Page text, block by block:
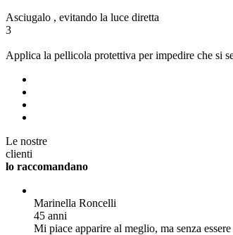
Asciugalo , evitando la luce diretta
3
Applica la pellicola protettiva per impedire che si
Le nostre
clienti
lo raccomandano
Marinella Roncelli
45 anni
Mi piace apparire al meglio, ma senza